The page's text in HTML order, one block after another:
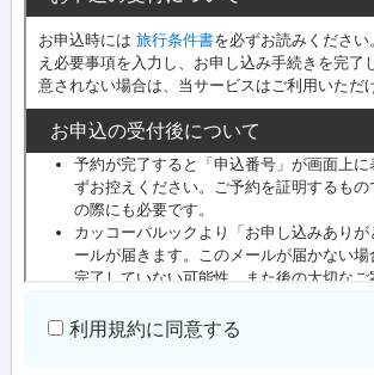
利用規約に同意する